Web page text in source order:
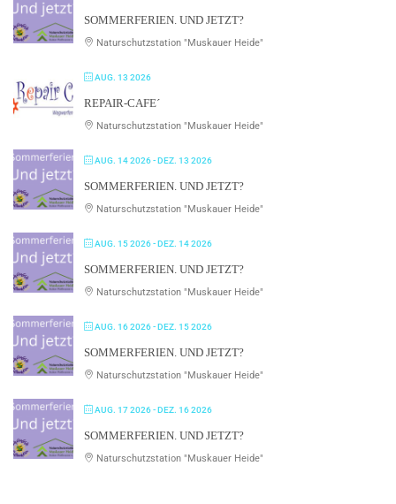
SOMMERFERIEN. UND JETZT?
Naturschutzstation "Muskauer Heide"
AUG. 13 2026
REPAIR-CAFE´
Naturschutzstation "Muskauer Heide"
AUG. 14 2026- DEZ. 13 2026
SOMMERFERIEN. UND JETZT?
Naturschutzstation "Muskauer Heide"
AUG. 15 2026- DEZ. 14 2026
SOMMERFERIEN. UND JETZT?
Naturschutzstation "Muskauer Heide"
AUG. 16 2026- DEZ. 15 2026
SOMMERFERIEN. UND JETZT?
Naturschutzstation "Muskauer Heide"
AUG. 17 2026- DEZ. 16 2026
SOMMERFERIEN. UND JETZT?
Naturschutzstation "Muskauer Heide"